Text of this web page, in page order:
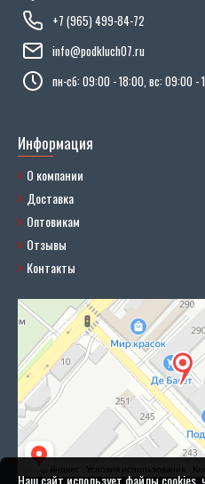
+7 (965) 499-84-72
info@podkluch07.ru
пн-сб: 09:00 - 18:00, вс: 09:00 -
Информация
О компании
Доставка
Оптовикам
Отзывы
Контакты
Наш сайт использует файлы cookies,